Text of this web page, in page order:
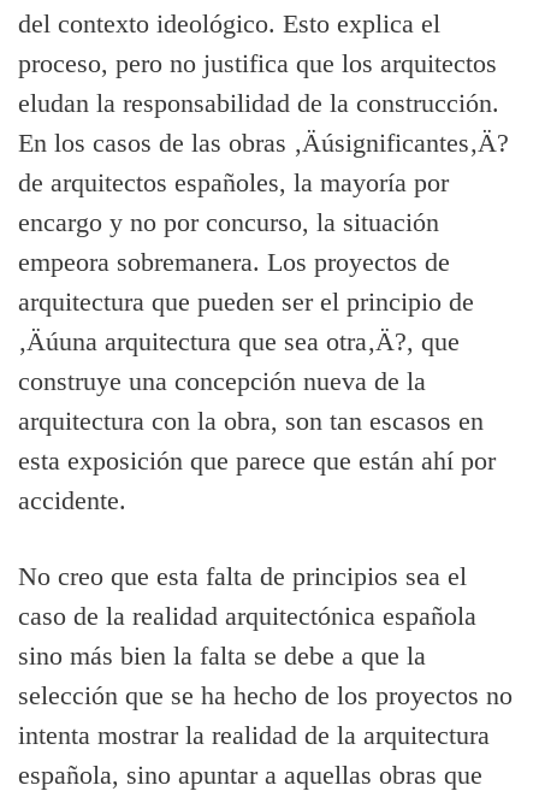
del contexto ideológico. Esto explica el
proceso, pero no justifica que los arquitectos
eludan la responsabilidad de la construcción.
En los casos de las obras ‚Äúsignificantes‚Ä?
de arquitectos españoles, la mayorí­a por
encargo y no por concurso, la situación
empeora sobremanera. Los proyectos de
arquitectura que pueden ser el principio de
‚Äúuna arquitectura que sea otra‚Ä?, que
construye una concepción nueva de la
arquitectura con la obra, son tan escasos en
esta exposición que parece que están ahí­ por
accidente.
No creo que esta falta de principios sea el
caso de la realidad arquitectónica española
sino más bien la falta se debe a que la
selección que se ha hecho de los proyectos no
intenta mostrar la realidad de la arquitectura
española, sino apuntar a aquellas obras que